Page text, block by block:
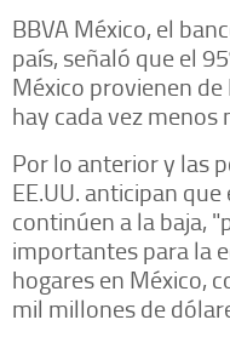
BBVA México, el
país, señaló que el
México provienen
hay cada vez
Por lo anterior y las
EE.UU. anticipan
continúen a la baja,
importantes para la
hogares en México,
mil millones de